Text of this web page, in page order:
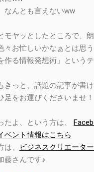
なんとも言えないww
モヤッとしたところで、
々お忙しいかなぁとは思
作る情報発想術」という
きっと、話題の記事が書
足をお運びくださいませ！
たよ、という方は、
ベント情報はこちら
は、
ビジネスクリエータ
藤さんです♪